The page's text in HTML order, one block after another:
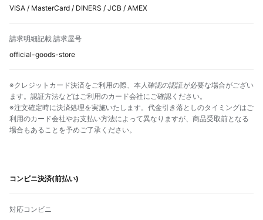
VISA / MasterCard / DINERS / JCB / AMEX
請求明細記載 請求屋号
official-goods-store
※クレジットカード決済をご利用の際、本人確認の認証が必要な場合がござい
ます。認証方法などはご利用のカード会社にご確認ください。
※注文確定時に決済処理を実施いたします。代金引き落としのタイミングはご
利用のカード会社やお支払い方法によって異なりますが、商品受取前となる
場合もあることを予めご了承ください。
コンビニ決済(前払い)
対応コンビニ